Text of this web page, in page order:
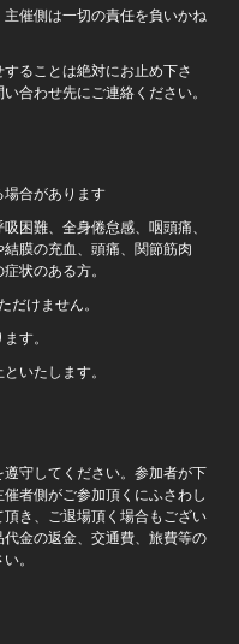
催側は一切の責任を負いかね
ることは絶対にお止め下さ
合わせ先にご連絡ください。
合があります
困難、全身倦怠感、咽頭痛、
膜の充血、頭痛、関節筋肉
状のある方。
だけません。
す。
いたします。
守してください。参加者が下
者側がご参加頂くにふさわし
き、ご退場頂く場合もござい
金の返金、交通費、旅費等の
。